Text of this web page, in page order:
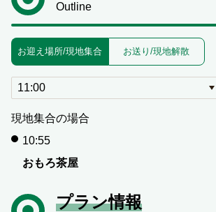
Outline
お迎え場所/現地集合 お送り/現地解散
現地集合の場合
10:55
おもろ茶屋
プラン情報